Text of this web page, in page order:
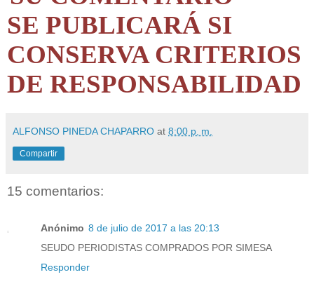
SE PUBLICARÁ SI
CONSERVA CRITERIOS
DE RESPONSABILIDAD
ALFONSO PINEDA CHAPARRO at 8:00 p. m.
Compartir
15 comentarios:
Anónimo 8 de julio de 2017 a las 20:13
SEUDO PERIODISTAS COMPRADOS POR SIMESA
Responder